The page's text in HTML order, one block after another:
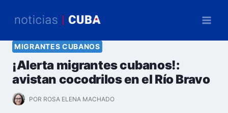
MIGRANTES CUBANOS
¡Alerta migrantes cubanos!:
avistan cocodrilos en el Río Bravo
POR ROSA ELENA MACHADO